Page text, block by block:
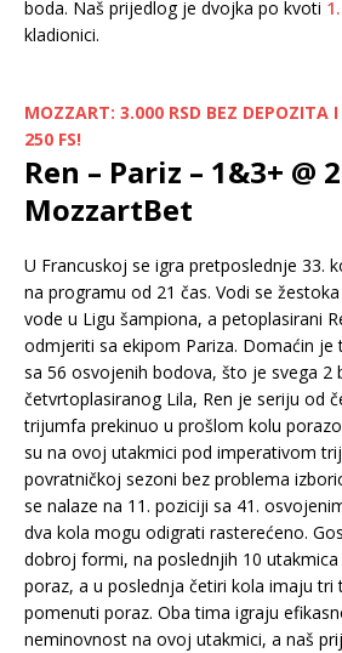
boda. Naš prijedlog je dvojka po kvoti
kladionici.
MOZZART: 3.000 RSD BEZ DEPOZITA
250 FS!
Ren – Pariz – 1&3+ @
MozzartBet
U Francuskoj se igra pretposlednje 33.
na programu od 21 čas. Vodi se
vode u Ligu šampiona, a petoplasirani
odmjeriti sa ekipom Pariza. Domaćin je
sa 56 osvojenih bodova, što je svega 2
četvrtoplasiranog Lila, Ren je seriju od
trijumfa prekinuo u prošlom kolu
su na ovoj utakmici pod imperativom
povratničkoj sezoni bez problema
se nalaze na 11. poziciji sa 41.
dva kola mogu odigrati rasterećeno.
dobroj formi, na poslednjih 10
poraz, a u poslednja četiri kola imaju tri
pomenuti poraz. Oba tima igraju
neminovnost na ovoj utakmici, a naš